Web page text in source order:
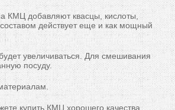
КМЦ добавляют квасцы, кислоты,
действует еще и как мощный
увеличиваться. Для смешивания
посуду.
купить КМЦ хорошего качества